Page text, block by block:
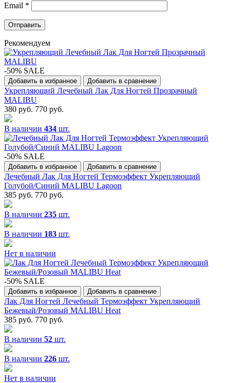
Email *
Рекомендуем
-50% SALE
Добавить в избранное Добавить в сравнение
Укрепляющий Лечебный Лак Для Ногтей Прозрачный
MALIBU
380 руб. 770 руб.
В наличии 434 шт.
-50% SALE
Добавить в избранное Добавить в сравнение
Лечебный Лак Для Ногтей Термоэффект Укрепляющий
Голубой/Синий MALIBU Lagoon
385 руб. 770 руб.
В наличии 235 шт.
В наличии 183 шт.
Нет в наличии
-50% SALE
Добавить в избранное Добавить в сравнение
Лак Для Ногтей Лечебный Термоэффект Укрепляющий
Бежевый/Розовый MALIBU Heat
385 руб. 770 руб.
В наличии 52 шт.
В наличии 226 шт.
Нет в наличии